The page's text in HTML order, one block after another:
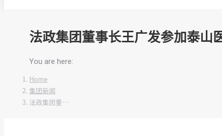
法政集团董事长王广发参加泰山
You are here:
Home
集团新闻
法政集团董…